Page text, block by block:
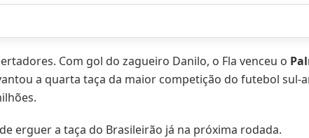
Com gol do zagueiro Danilo, o Fla venceu o
a quarta taça da maior competição do futebol sul-
erguer a taça do Brasileirão já na próxima rodada.